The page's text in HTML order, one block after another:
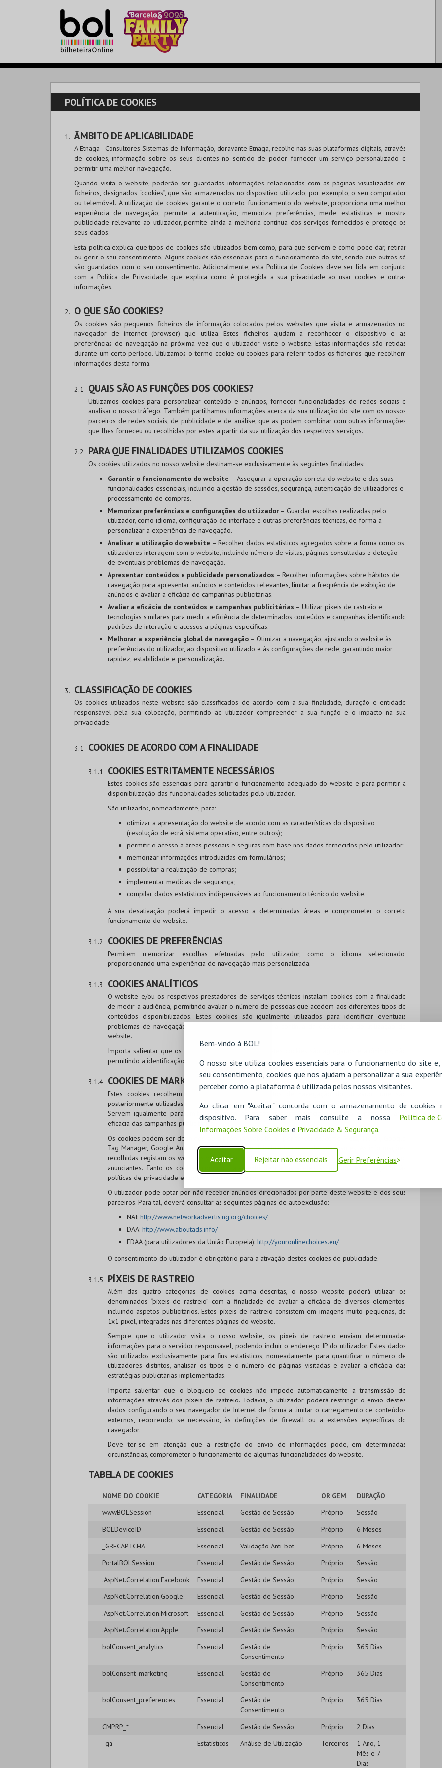
Bem-vindo à BOL!
O nosso site utiliza cookies essenciais para o funcionamento do site
seu consentimento, cookies que nos ajudam a personalizar a sua
perceber como a plataforma é utilizada pelos nossos visitantes.
Ao clicar em "Aceitar" concorda com o armazenamento de cookies
dispositivo. Para saber mais consulte a nossa Política de
Informações Sobre Cookies e Privacidade & Segurança.
Aceitar Rejeitar não essenciais Gerir Preferências
POLÍTICA DE COOKIES
ÂMBITO DE APLICABILIDADE
A Etnaga - Consultores Sistemas de Informação, doravante Etnaga, recolhe nas suas plataformas digitais, através
de cookies, informação sobre os seus clientes no sentido de poder fornecer um serviço personalizado e
permitir uma melhor navegação.
Quando visita o website, poderão ser guardadas informações relacionadas com as páginas visualizadas em
ficheiros, designados “cookies”, que são armazenados no dispositivo utilizado, por exemplo, o seu computador
ou telemóvel. A utilização de cookies garante o correto funcionamento do website, proporciona uma melhor
experiência de navegação, permite a autenticação, memoriza preferências, mede estatísticas e mostra
publicidade relevante ao utilizador, permite ainda a melhoria contínua dos serviços fornecidos e protege os
seus dados.
Esta política explica que tipos de cookies são utilizados bem como, para que servem e como pode dar, retirar
ou gerir o seu consentimento. Alguns cookies são essenciais para o funcionamento do site, sendo que outros só
são guardados com o seu consentimento. Adicionalmente, esta Política de Cookies deve ser lida em conjunto
com a Política de Privacidade, que explica como é protegida a sua privacidade ao usar cookies e outras
informações.
O QUE SÃO COOKIES?
Os cookies são pequenos ficheiros de informação colocados pelos websites que visita e armazenados no
navegador de internet (browser) que utiliza. Estes ficheiros ajudam a reconhecer o dispositivo e as
preferências de navegação na próxima vez que o utilizador visite o website. Estas informações são retidas
durante um certo período. Utilizamos o termo cookie ou cookies para referir todos os ficheiros que recolhem
informações desta forma.
QUAIS SÃO AS FUNÇÕES DOS COOKIES?
Utilizamos cookies para personalizar conteúdo e anúncios, fornecer funcionalidades de redes sociais e
analisar o nosso tráfego. Também partilhamos informações acerca da sua utilização do site com os nossos
parceiros de redes sociais, de publicidade e de análise, que as podem combinar com outras informações
que lhes forneceu ou recolhidas por estes a partir da sua utilização dos respetivos serviços.
PARA QUE FINALIDADES UTILIZAMOS COOKIES
Os cookies utilizados no nosso website destinam-se exclusivamente às seguintes finalidades:
Garantir o funcionamento do website – Assegurar a operação correta do website e das suas
funcionalidades essenciais, incluindo a gestão de sessões, segurança, autenticação de utilizadores e
processamento de compras.
Memorizar preferências e configurações do utilizador– Guardar escolhas realizadas pelo
utilizador, como idioma, configuração de interface e outras preferências técnicas, de forma a
personalizar a experiência de navegação.
Analisar a utilização do website – Recolher dados estatísticos agregados sobre a forma como os
utilizadores interagem com o website, incluindo número de visitas, páginas consultadas e deteção
de eventuais problemas de navegação.
Apresentar conteúdos e publicidade personalizados – Recolher informações sobre hábitos de
navegação para apresentar anúncios e conteúdos relevantes, limitar a frequência de exibição de
anúncios e avaliar a eficácia de campanhas publicitárias.
Avaliar a eficácia de conteúdos e campanhas publicitárias – Utilizar píxeis de rastreio e
tecnologias similares para medir a eficiência de determinados conteúdos e campanhas, identificando
padrões de interação e acessos a páginas específicas.
Melhorar a experiência global de navegação– Otimizar a navegação, ajustando o website às
preferências do utilizador, ao dispositivo utilizado e às configurações de rede, garantindo maior
rapidez, estabilidade e personalização.
CLASSIFICAÇÃO DE COOKIES
Os cookies utilizados neste website são classificados de acordo com a sua finalidade, duração e entidade
responsável pela sua colocação, permitindo ao utilizador compreender a sua função e o impacto na sua
privacidade.
COOKIES DE ACORDO COM A FINALIDADE
COOKIES ESTRITAMENTE NECESSÁRIOS
Estes cookies são essenciais para garantir o funcionamento adequado do website e para permitir a
disponibilização das funcionalidades solicitadas pelo utilizador.
São utilizados, nomeadamente, para:
otimizar a apresentação do website de acordo com as características do dispositivo
(resolução de ecrã, sistema operativo, entre outros);
permitir o acesso a áreas pessoais e seguras com base nos dados fornecidos pelo utilizador;
memorizar informações introduzidas em formulários;
possibilitar a realização de compras;
implementar medidas de segurança;
compilar dados estatísticos indispensáveis ao funcionamento técnico do website.
A sua desativação poderá impedir o acesso a determinadas áreas e comprometer o correto
funcionamento do website.
COOKIES DE PREFERÊNCIAS
Permitem memorizar escolhas efetuadas pelo utilizador, como o idioma selecionado,
proporcionando uma experiência de navegação mais personalizada.
COOKIES ANALÍTICOS
O website e/ou os respetivos prestadores de serviços técnicos instalam cookies com a finalidade
de medir a audiência, permitindo avaliar o número de pessoas que acedem aos diferentes tipos de
conteúdos disponibilizados. Estes cookies são igualmente utilizados para identificar eventuais
problemas de navegação, contribuindo para a melhoria contínua da experiência de utilização do
website.
Importa salientar que os dados recolhidos através destes cookies são agregados e anónimos, não
permitindo a identificação individual dos visitantes.
COOKIES DE MARKETING E PUBLICIDADE
Estes cookies recolhem informações sobre os hábitos de navegação do utilizador, que são
posteriormente utilizadas para apresentar anúncios mais relevantes, ajustados aos seus interesses.
Servem igualmente para limitar o número de vezes que um anúncio é exibido e para avaliar a
eficácia das campanhas publicitárias.
Os cookies podem ser definidos pelo próprio website ou por terceiros, como Meta, TikTok, Google
Tag Manager, Google Analytics e Cookie DeviceId, incluindo redes de anunciantes. As informações
recolhidas registam os websites visitados e podem ser partilhadas com outras entidades, tais como
anunciantes. Tanto os cookies como o tratamento de dados a eles associados estão sujeitos às
políticas de privacidade e cookies desses terceiros.
O utilizador pode optar por não receber anúncios direcionados por parte deste website e dos seus
parceiros. Para tal, deverá consultar as seguintes páginas de autoexclusão:
NAI: http://www.networkadvertising.org/choices/
DAA: http://www.aboutads.info/
EDAA (para utilizadores da União Europeia): http://youronlinechoices.eu/
O consentimento do utilizador é obrigatório para a ativação destes cookies de publicidade.
PÍXEIS DE RASTREIO
Além das quatro categorias de cookies acima descritas, o nosso website poderá utilizar os
denominados “píxeis de rastreio” com a finalidade de avaliar a eficácia de diversos elementos,
incluindo aspetos publicitários. Estes píxeis de rastreio consistem em imagens muito pequenas, de
1x1 pixel, integradas nas diferentes páginas do website.
Sempre que o utilizador visita o nosso website, os píxeis de rastreio enviam determinadas
informações para o servidor responsável, podendo incluir o endereço IP do utilizador. Estes dados
são utilizados exclusivamente para fins estatísticos, nomeadamente para quantificar o número de
utilizadores distintos, analisar os tipos e o número de páginas visitadas e avaliar a eficácia das
estratégias publicitárias implementadas.
Importa salientar que o bloqueio de cookies não impede automaticamente a transmissão de
informações através dos píxeis de rastreio. Todavia, o utilizador poderá restringir o envio destes
dados configurando o seu navegador de Internet de forma a limitar o carregamento de conteúdos
externos, recorrendo, se necessário, às definições de firewall ou a extensões específicas do
navegador.
Deve ter-se em atenção que a restrição do envio de informações pode, em determinadas
circunstâncias, comprometer o funcionamento de algumas funcionalidades do website.
TABELA DE COOKIES
NOME DO COOKIE CATEGORIA FINALIDADE ORIGEM
DURAÇÃO
wwwBOLSession
Essencial Gestão de Sessão Próprio
Sessão
BOLDeviceID
Essencial Gestão de Sessão Próprio
6 Meses
_GRECAPTCHA
Essencial Validação Anti-bot Próprio
6 Meses
PortalBOLSession
Essencial Gestão de Sessão Próprio
Sessão
.AspNet.Correlation.Facebook
Essencial Gestão de Sessão Próprio
Sessão
.AspNet.Correlation.Google
Essencial Gestão de Sessão Próprio
Sessão
.AspNet.Correlation.Microsoft
Essencial Gestão de Sessão Próprio
Sessão
.AspNet.Correlation.Apple
Essencial Gestão de Sessão Próprio
Sessão
bolConsent_analytics
Essencial
Gestão de
Consentimento
Próprio 365 Dias
bolConsent_marketing Essencial
Gestão de
Consentimento
Próprio 365 Dias
bolConsent_preferences Essencial
Gestão de
Consentimento
Próprio 365 Dias
CMPRP_* Essencial Gestão de Sessão Próprio
2 Dias
_ga
Estatísticos Análise de Utilização Terceiros
1 Ano, 1
Mês e 7
Dias